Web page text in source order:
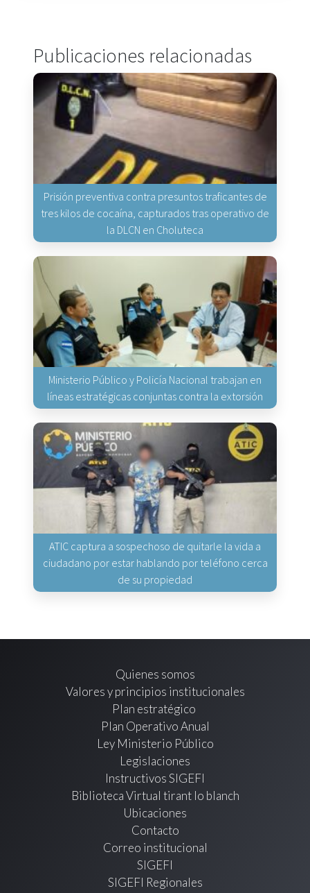
Publicaciones relacionadas
Prisión preventiva contra presuntos traficantes de
tres kilos de cocaína, capturados tras operativo de
la DLCN en Choluteca
Ministerio Público y Policía Nacional trabajan en
líneas estratégicas conjuntas contra la extorsión
ATIC captura a sospechoso de quitarle la vida a
ciudadano por estar hablando por teléfono cerca
de su propiedad
Quienes somos
Valores y principios institucionales
Plan estratégico
Plan Operativo Anual
Ley Ministerio Público
Legislaciones
Instructivos SIGEFI
Biblioteca Virtual tirant lo blanch
Ubicaciones
Contacto
Correo institucional
SIGEFI
SIGEFI Regionales